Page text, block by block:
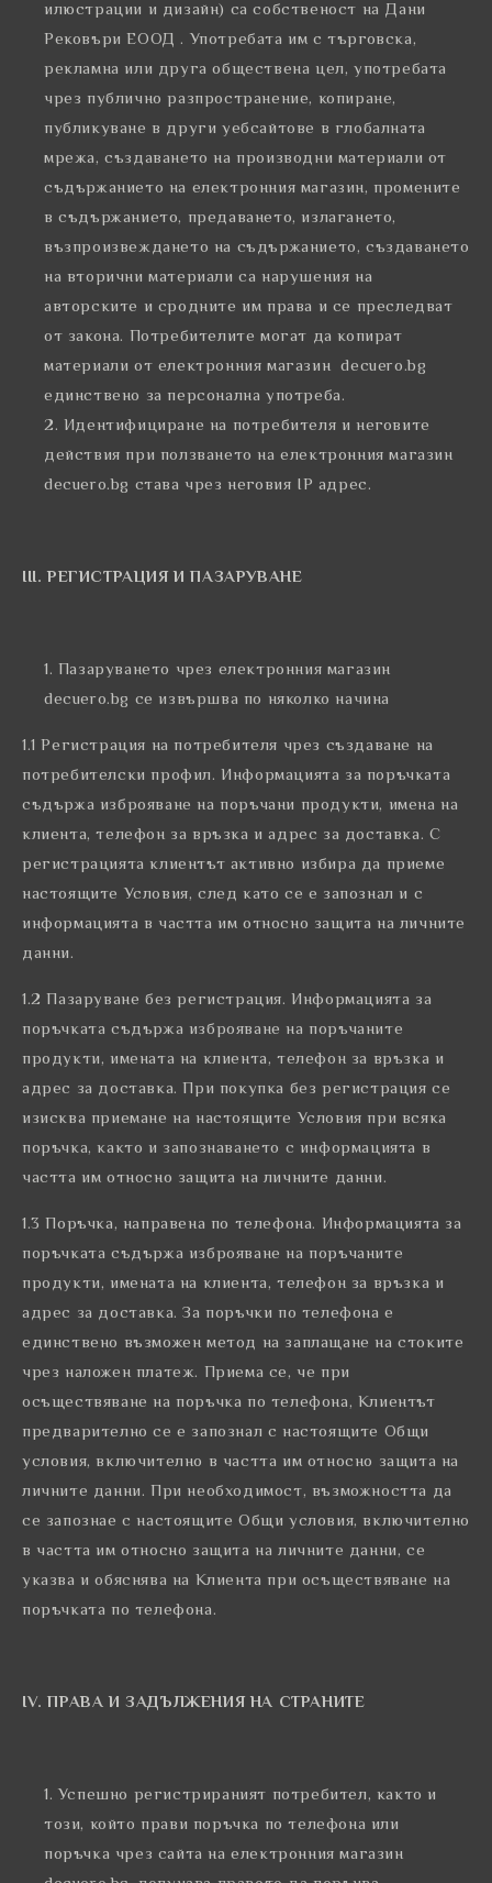
илюстрации и дизайн) са собственост на Дани
Рековъри ЕООД . Употребата им с търговска,
рекламна или друга обществена цел, употребата
чрез публично разпространение, копиране,
публикуване в други уебсайтове в глобалната
мрежа, създаването на производни материали от
съдържанието на електронния магазин, промените
в съдържанието, предаването, излагането,
възпроизвеждането на съдържанието, създаването
на вторични материали са нарушения на
авторските и сродните им права и се преследват
от закона. Потребителите могат да копират
материали от електронния магазин decuero.bg
единствено за персонална употреба.
Идентифициране на потребителя и неговите
действия при ползването на електронния магазин
decuero.bg става чрез неговия IP адрес.
ІІІ. РЕГИСТРАЦИЯ И ПАЗАРУВАНЕ
Пазаруването чрез електронния магазин
decuero.bg се извършва по няколко начина
1.1 Регистрация на потребителя чрез създаване на
потребителски профил. Информацията за поръчката
съдържа изброяване на поръчани продукти, имена на
клиента, телефон за връзка и адрес за доставка. С
регистрацията клиентът активно избира да приеме
настоящите Условия, след като се е запознал и с
информацията в частта им относно защита на личните
данни.
1.2 Пазаруване без регистрация. Информацията за
поръчката съдържа изброяване на поръчаните
продукти, имената на клиента, телефон за връзка и
адрес за доставка. При покупка без регистрация се
изисква приемане на настоящите Условия при всяка
поръчка, както и запознаването с информацията в
частта им относно защита на личните данни.
1.3 Поръчка, направена по телефона. Информацията за
поръчката съдържа изброяване на поръчаните
продукти, имената на клиента, телефон за връзка и
адрес за доставка. За поръчки по телефона е
единствено възможен метод на заплащане на стоките
чрез наложен платеж. Приема се, че при
осъществяване на поръчка по телефона, Клиентът
предварително се е запознал с настоящите Общи
условия, включително в частта им относно защита на
личните данни. При необходимост, възможността да
се запознае с настоящите Общи условия, включително
в частта им относно защита на личните данни, се
указва и обяснява на Клиента при осъществяване на
поръчката по телефона.
ІV. ПРАВА И ЗАДЪЛЖЕНИЯ НА СТРАНИТЕ
Успешно регистрираният потребител, както и
този, който прави поръчка по телефона или
поръчка чрез сайта на електронния магазин